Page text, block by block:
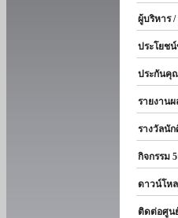
ผู้บริหาร /
ประโยชน์
ประกันคุ
รายงานผ
รางวัลนัก
กิจกรรม 5
ดาวน์โหล
ติดต่อศูน